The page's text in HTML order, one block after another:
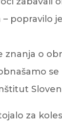
– popravilo
znanja o
za